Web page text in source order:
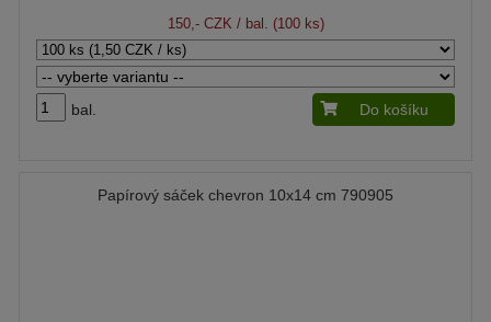
150,- CZK / bal. (100 ks)
bal. Do košíku
Papírový sáček chevron 10x14 cm 790905